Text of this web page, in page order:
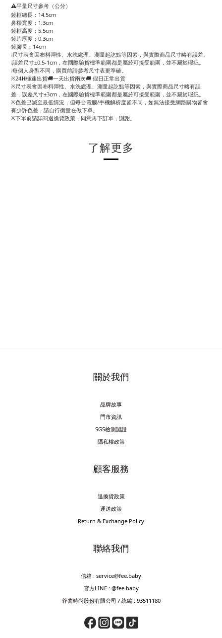
⚠️平量尺寸參考（公分）
鏡框總長：14.5cm
鼻樑寬度：1.3cm
鏡框高度：5.5cm
鏡片厚度：0.3cm
鏡腳長：14cm
❕尺寸表會因布料彈性、水洗處理、測量起訖點等因素，與實際商品尺寸略有誤差。
❕誤差尺寸±0.5-1cm，在國際驗貨標準範圍都是屬於可接受範圍，並不屬於瑕疵。
❕每個人身型不同，購買前請參考尺寸表更準確。
※24𝗛極速出貨🚚一天出貨兩次🚚 假日正常出貨
※尺寸表會因布料彈性、水洗處理、測量起訖點等因素，與實際商品尺寸略有誤
差，誤差尺寸±3cm，在國際驗貨標準範圍都是屬於可接受範圍，並不屬於瑕疵。
※色差已減至最低情況，但每台電腦/手機解析度皆不同，如無法接受網路購物皆會
有少許色差，請自行衡量在做下單。
※下單前請詳閱退換貨政策，同意再下訂單，謝謝。
了解更多
關於我們
品牌故事
門市資訊
SGS檢測認證
隱私權政策
顧客服務
退換貨政策
運送政策
Return & Exchange Policy
聯絡我們
信箱 : service@fee.baby
官方LINE : @fee.baby
蓉蕎時尚股份有限公司 / 統編 : 93511180